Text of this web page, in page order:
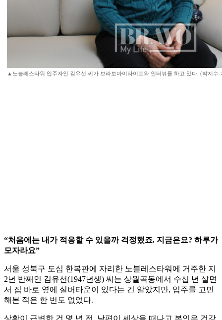
▲노블레스타워 입주자인 김유선 씨가 브라보마이라이프와 인터뷰를 하고 있다. (박지수
“처음에는 내가 적응할 수 있을까 걱정했죠. 지금은요? 하루가
모자라요”
서울 성북구 도심 한복판에 자리한 노블레스타워에 거주한 지
2년 반째인 김유선(1947년생) 씨는 상월곡동에서 수십 년 살면
서 집 바로 옆에 실버타운이 있다는 건 알았지만, 입주를 고민
해본 적은 한 번도 없었다.